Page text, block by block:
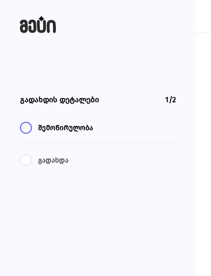
გადახდის დეტალები 1/2
შემოწირულობა
გადახდა